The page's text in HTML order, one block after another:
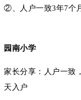
②、人户一致3年7个
园南小学
家长分享：人户一致
天入户